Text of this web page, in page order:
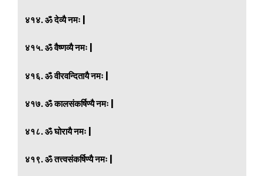
४१४. ॐ देव्यै नमः |
४१५. ॐ वैष्णव्यै नमः |
४१६. ॐ वीरवन्दितायै नमः |
४१७. ॐ कालसंकर्षिण्यै नमः |
४१८. ॐ घोरायै नमः |
४१९. ॐ तत्त्वसंकर्षिण्यै नमः |